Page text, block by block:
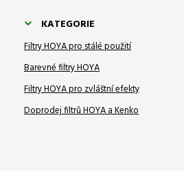
KATEGORIE
Filtry HOYA pro stálé použití
Barevné filtry HOYA
Filtry HOYA pro zvláštní efekty
Doprodej filtrů HOYA a Kenko